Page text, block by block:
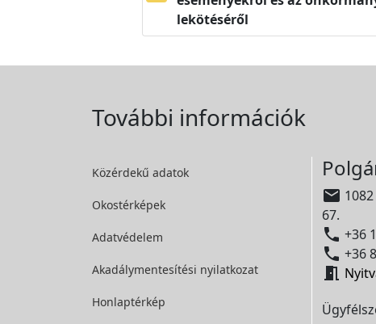
lekötéséről
További információk
Közérdekű adatok
Okostérképek
Adatvédelem
Akadálymentesítési nyilatkozat
Honlaptérkép

67.
 +36
 +36
